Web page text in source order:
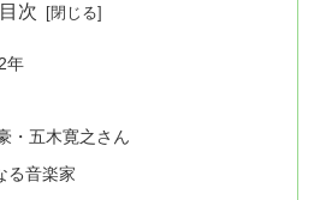
目次
年
・五木寛之さん
音楽家